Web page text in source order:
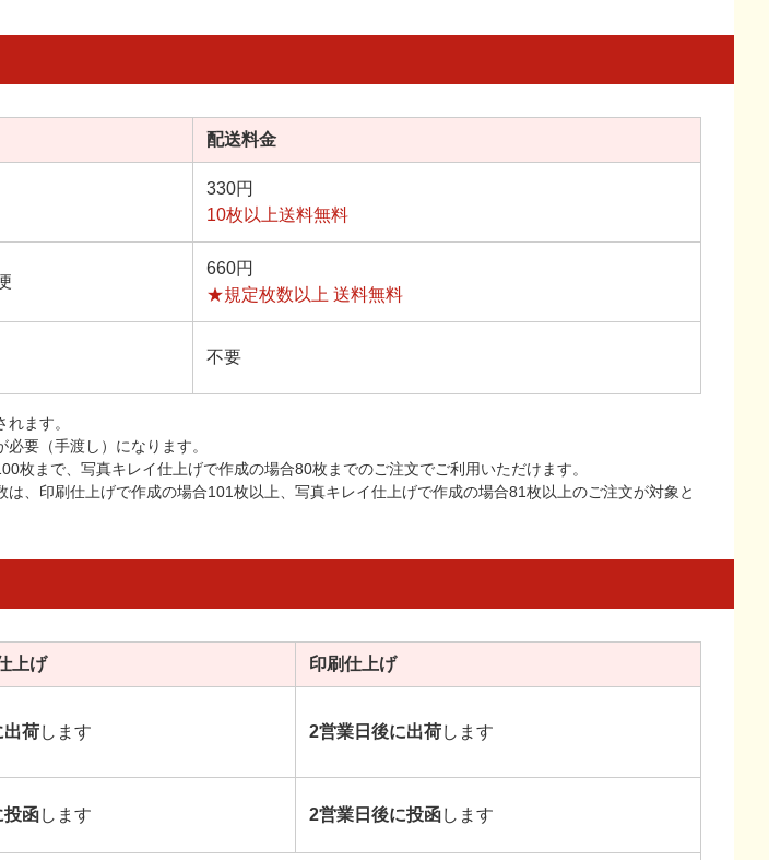
配送料金
330円
10枚以上送料無料
660円
★規定枚数以上 送料無料
不要
ます。
要（手渡し）になります。
枚まで、写真キレイ仕上げで作成の場合80枚までのご注文でご利用いただけます。
、印刷仕上げで作成の場合101枚以上、写真キレイ仕上げで作成の場合81枚以上のご注文が対象と
上げ 印刷仕上げ
出荷します 2営業日後に出荷します
投函します 2営業日後に投函します